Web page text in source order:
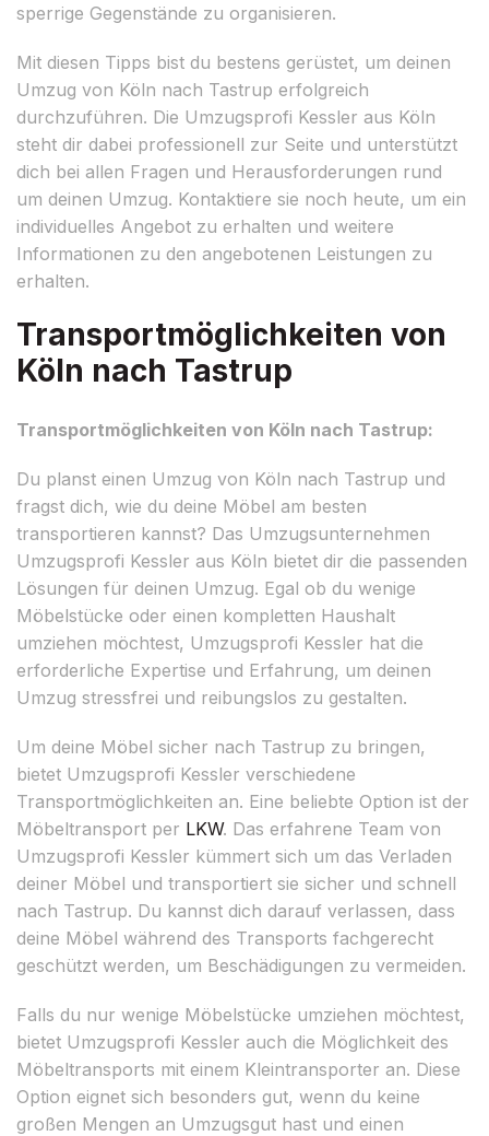
sperrige Gegenstände zu organisieren.
Mit diesen Tipps bist du bestens gerüstet, um deinen
Umzug von Köln nach Tastrup erfolgreich
durchzuführen. Die Umzugsprofi Kessler aus Köln
steht dir dabei professionell zur Seite und unterstützt
dich bei allen Fragen und Herausforderungen rund
um deinen Umzug. Kontaktiere sie noch heute, um ein
individuelles Angebot zu erhalten und weitere
Informationen zu den angebotenen Leistungen zu
erhalten.
Transportmöglichkeiten von
Köln nach Tastrup
Transportmöglichkeiten von Köln nach Tastrup:
Du planst einen Umzug von Köln nach Tastrup und
fragst dich, wie du deine Möbel am besten
transportieren kannst? Das Umzugsunternehmen
Umzugsprofi Kessler aus Köln bietet dir die passenden
Lösungen für deinen Umzug. Egal ob du wenige
Möbelstücke oder einen kompletten Haushalt
umziehen möchtest, Umzugsprofi Kessler hat die
erforderliche Expertise und Erfahrung, um deinen
Umzug stressfrei und reibungslos zu gestalten.
Um deine Möbel sicher nach Tastrup zu bringen,
bietet Umzugsprofi Kessler verschiedene
Transportmöglichkeiten an. Eine beliebte Option ist der
Möbeltransport per LKW. Das erfahrene Team von
Umzugsprofi Kessler kümmert sich um das Verladen
deiner Möbel und transportiert sie sicher und schnell
nach Tastrup. Du kannst dich darauf verlassen, dass
deine Möbel während des Transports fachgerecht
geschützt werden, um Beschädigungen zu vermeiden.
Falls du nur wenige Möbelstücke umziehen möchtest,
bietet Umzugsprofi Kessler auch die Möglichkeit des
Möbeltransports mit einem Kleintransporter an. Diese
Option eignet sich besonders gut, wenn du keine
großen Mengen an Umzugsgut hast und einen